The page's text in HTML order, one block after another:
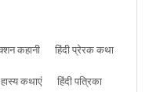
कहानी
हिंदी प्रेरक कथा
हास्य कथाएं
हिंदी पत्रिका